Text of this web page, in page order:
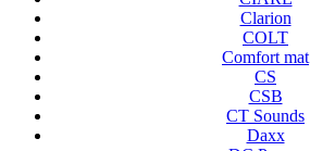
Clarion
COLT
Comfort mat
CS
CSB
CT Sounds
Daxx